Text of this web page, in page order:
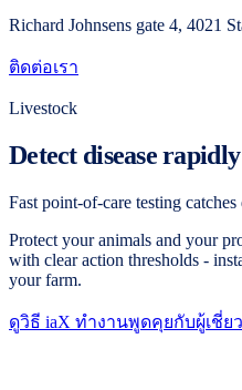
Richard Johnsens gate 4, 4021
ติดต่อเรา
Livestock
Detect disease
Fast point-of-care testing catches
Protect your animals and your
with clear action thresholds -
your farm.
ดูวิธี iaX ทำงานพูดคุยกับผู้เชี่ย